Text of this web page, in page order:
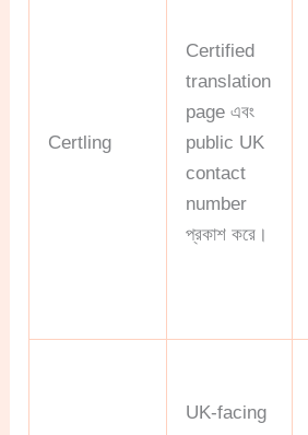
Certling
Certified
translation
page এবং
public UK
contact
number
প্রকাশ করে।
UK-facing